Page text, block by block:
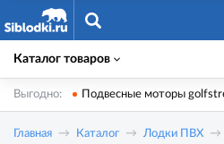
Каталог товаров
Выгодно: Подвесные моторы
Главная Каталог Лодки ПВХ